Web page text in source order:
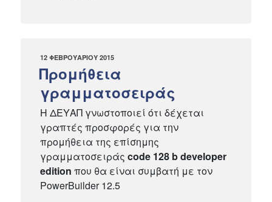
ΔΗΜΟΣΙΕΎΤΗΚΕ
ΣΤΙΣ
12 ΦΕΒΡΟΥΑΡΊΟΥ 2015
Προμήθεια
γραμματοσειράς
H ΔΕΥΑΠ γνωστοποιεί ότι δέχεται
γραπτές προσφορές για την
προμήθεια της επίσημης
γραμματοσειράςcode 128 b developer
edition που θα είναι συμβατή με τον
PowerBuilder 12.5